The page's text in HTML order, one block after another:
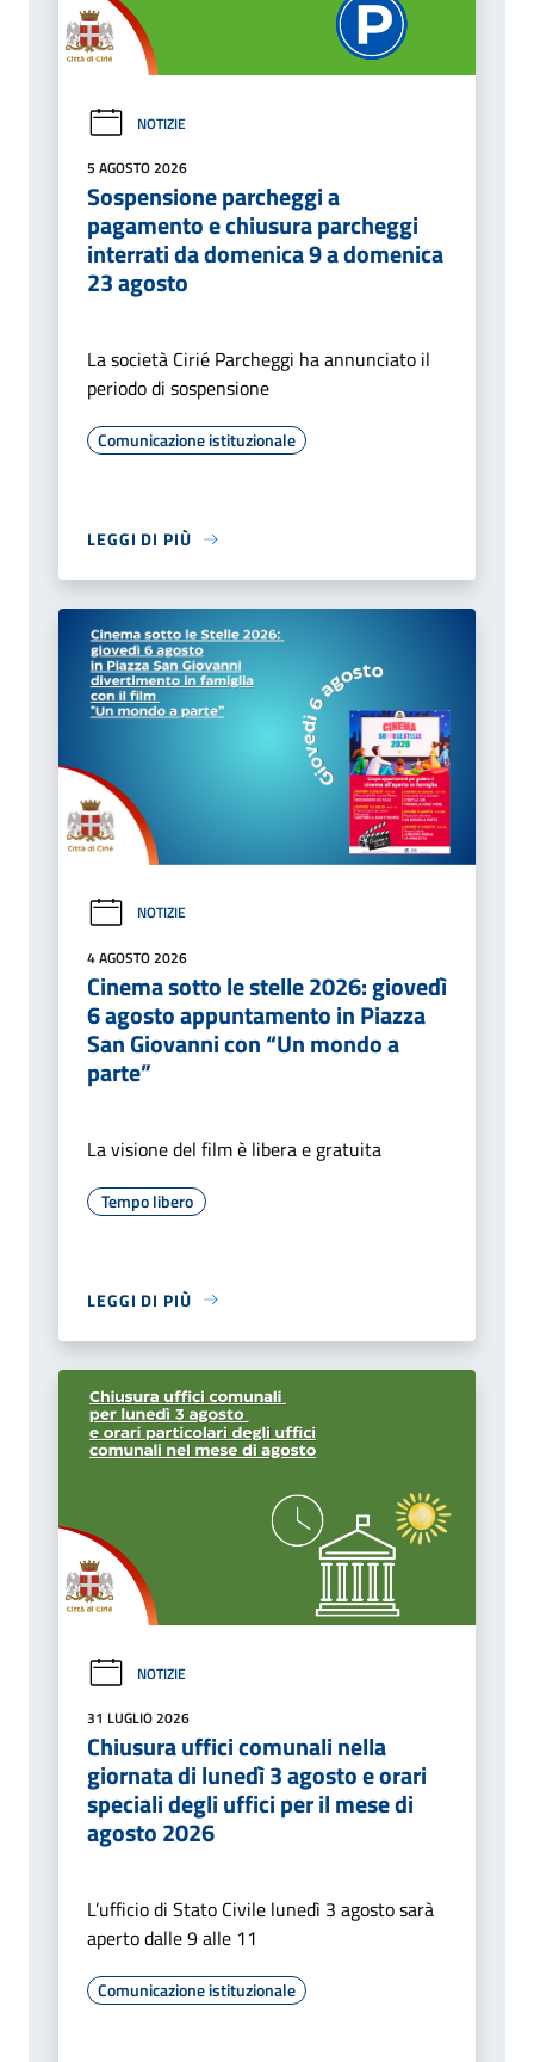
NOTIZIE
5 AGOSTO 2026
Sospensione parcheggi a
pagamento e chiusura parcheggi
interrati da domenica 9 a domenica
23 agosto
La società Cirié Parcheggi ha annunciato il
periodo di sospensione
Comunicazione istituzionale
LEGGI DI PIÙ
NOTIZIE
4 AGOSTO 2026
Cinema sotto le stelle 2026: giovedì
6 agosto appuntamento in Piazza
San Giovanni con “Un mondo a
parte”
La visione del film è libera e gratuita
Tempo libero
LEGGI DI PIÙ
NOTIZIE
31 LUGLIO 2026
Chiusura uffici comunali nella
giornata di lunedì 3 agosto e orari
speciali degli uffici per il mese di
agosto 2026
L’ufficio di Stato Civile lunedì 3 agosto sarà
aperto dalle 9 alle 11
Comunicazione istituzionale